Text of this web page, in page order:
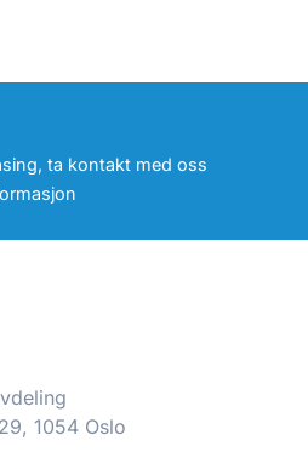
ta kontakt med oss
1054 Oslo